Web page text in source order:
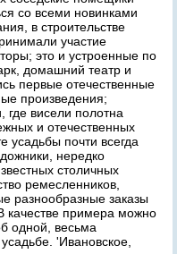
со всеми новинками
в строительстве
участие
это и устроенные по
домашний театр и
первые отечественные
произведения;
где висели полотна
и отечественных
усадьбы почти всегда
нередко
столичных
ремесленников,
разнообразные заказы
качестве примера можно
одной, весьма
'Ивановское,